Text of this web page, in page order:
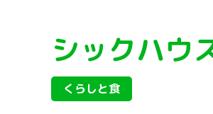
シックハウ
くらしと食